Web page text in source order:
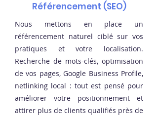
Référencement (SEO)
Nous mettons en place un
référencement naturel ciblé sur vos
pratiques et votre localisation.
Recherche de mots-clés, optimisation
de vos pages, Google Business Profile,
netlinking local : tout est pensé pour
améliorer votre positionnement et
attirer plus de clients qualifiés près de